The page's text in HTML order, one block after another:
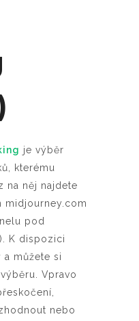
je výběr
kterému
na něj najdete
midjourney.com
pod
K dispozici
a můžete si
Vpravo
nebo